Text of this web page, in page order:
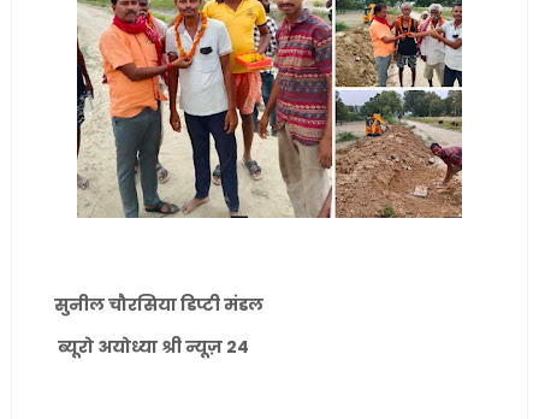
सुनील चौरसिया डिप्टी मंडल
ब्यूरो अयोध्या श्री न्यूज़ 24